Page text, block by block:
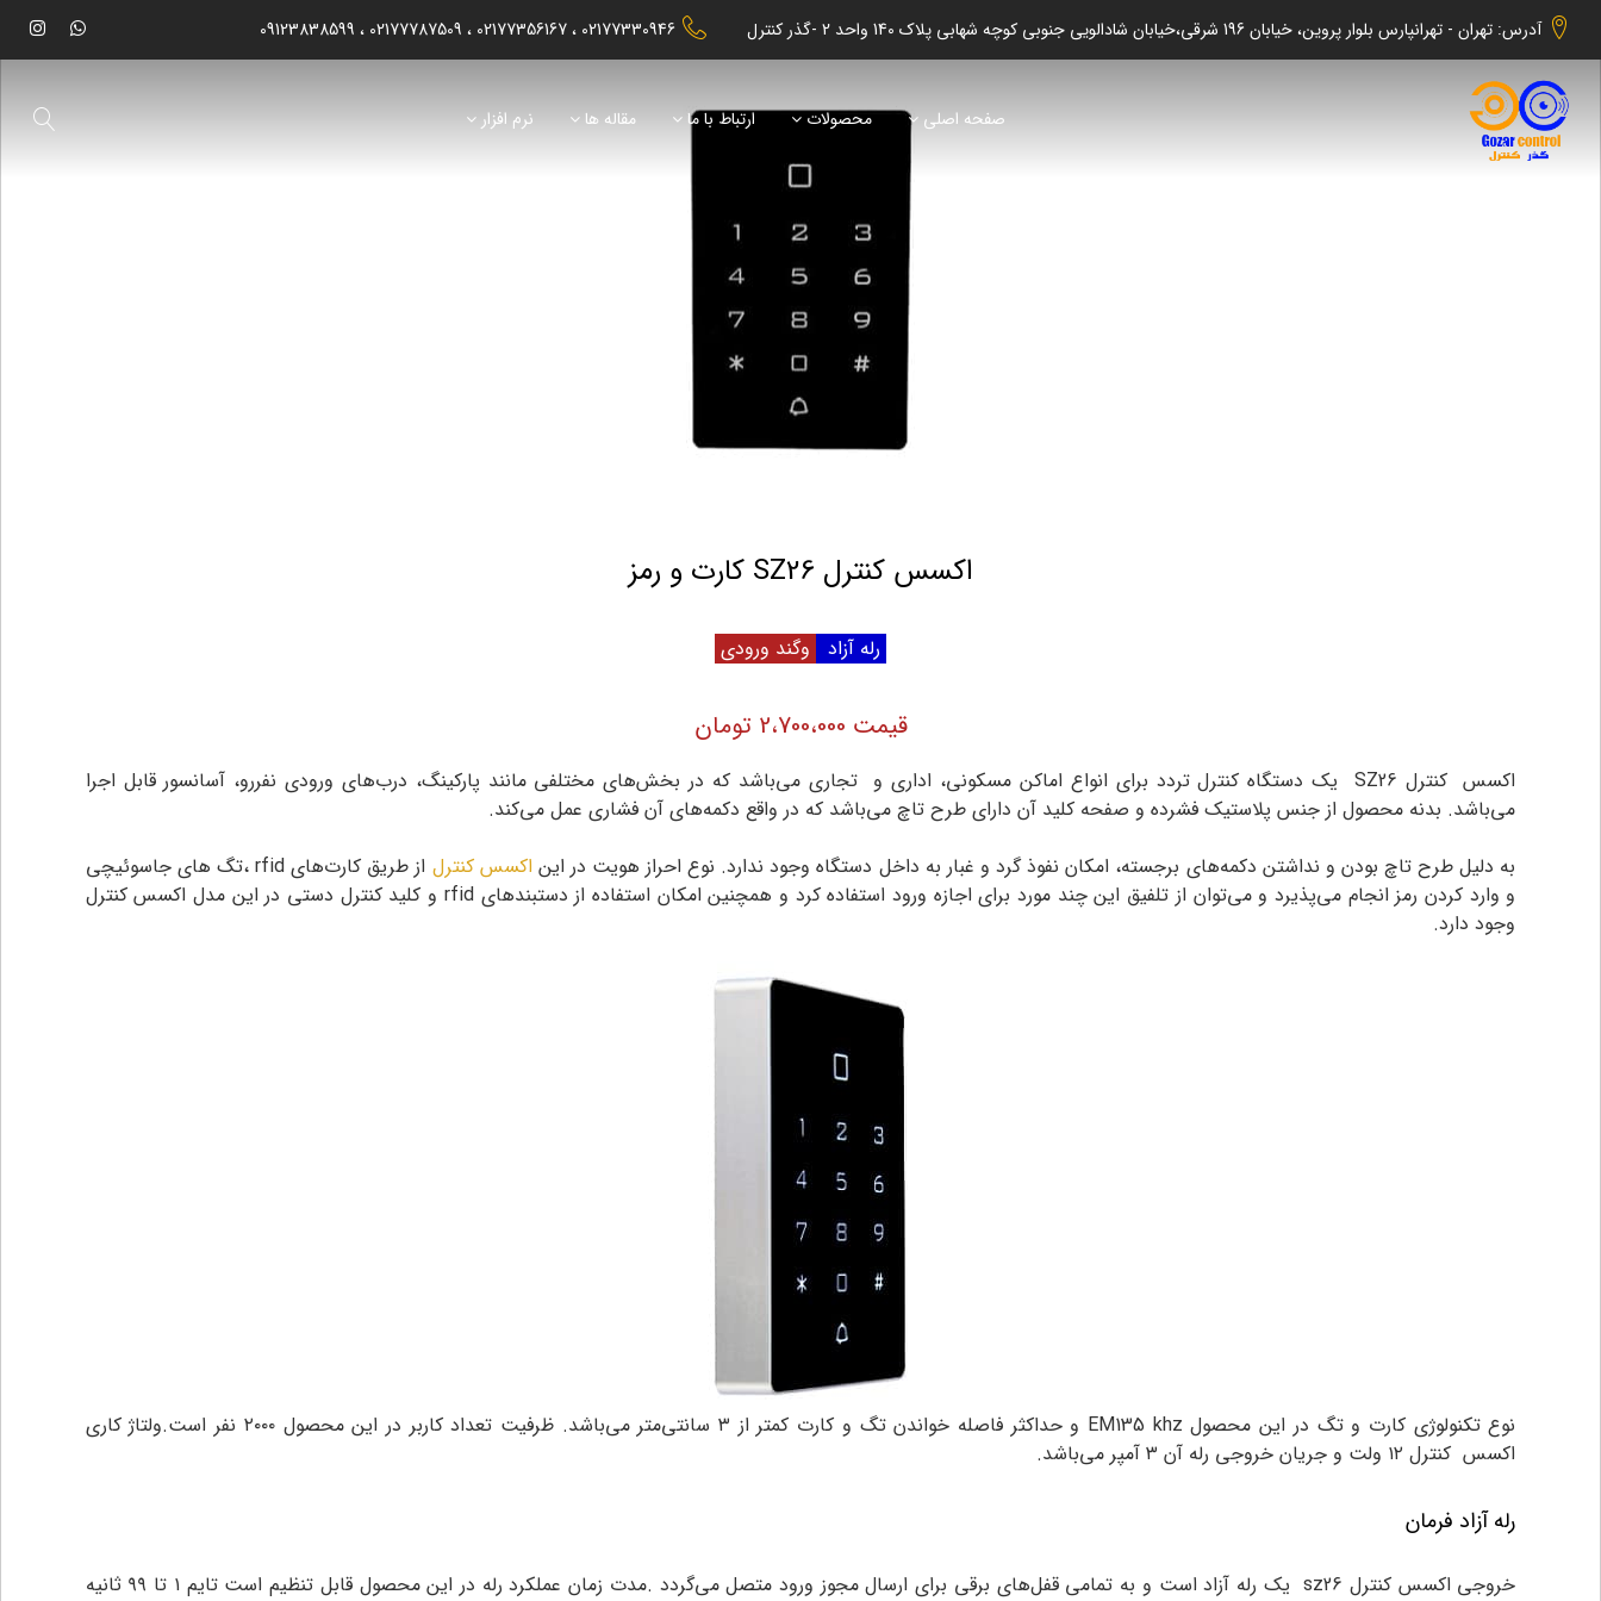
آدرس: تهران - تهرانپارس بلوار پروین، خیابان 196 شرقی،خیابان شادالویی جنوبی کوچه شهابی پلاک 140 واحد 2 -گذر کنترل 02177330946
02177356167
02177787509
09123838599
صفحه اصلی محصولات ارتباط با ما مقاله ها نرم افزار
اکسس کنترل SZ26 کارت و رمز
رله آزاد وگند ورودی
قیمت 2،700،000 تومان
اکسس کنترل SZ26 یک دستگاه کنترل تردد برای انواع اماکن مسکونی، اداری و تجاری می‌باشد که در بخش‌های مختلفی مانند پارکینگ، درب‌های ورودی نفررو، آسانسور قابل اجرا
می‌باشد. بدنه محصول از جنس پلاستیک فشرده و صفحه کلید آن دارای طرح تاچ می‌باشد که در واقع دکمه‌های آن فشاری عمل می‌کند.
به دلیل طرح تاچ بودن و نداشتن دکمه‌های برجسته، امکان نفوذ گرد و غبار به داخل دستگاه وجود ندارد. نوع احراز هویت در این اکسس کنترل
از طریق کارت‌های rfid ،تگ های جاسوئیچی
و وارد کردن رمز انجام می‌پذیرد و می‌توان از تلفیق این چند مورد برای اجازه ورود استفاده کرد و همچنین امکان استفاده از دستبندهای rfid و کلید کنترل دستی در این مدل اکسس کنترل
وجود دارد.
نوع تکنولوژی کارت و تگ در این محصول EM135 khz و حداکثر فاصله خواندن تگ و کارت کمتر از ۳ سانتی‌متر می‌باشد. ظرفیت تعداد کاربر در این محصول ۲۰۰۰ نفر است.
ولتاژ کاری
اکسس کنترل ۱۲ ولت و جریان خروجی رله آن ۳ آمپر می‌باشد.
رله آزاد فرمان
خروجی اکسس کنترل sz26 یک رله آزاد است و به تمامی قفل‌های برقی برای ارسال مجوز ورود متصل می‌گردد .مدت زمان عملکرد رله در این محصول قابل تنظیم است تایم ۱ تا ۹۹ ثانیه